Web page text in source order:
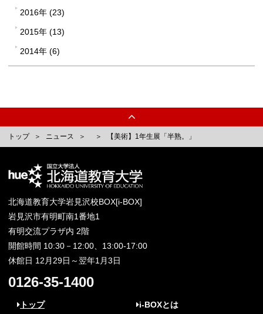
2016年 (23)
2015年 (13)
2014年 (6)
トップ ニュース 【美術】1年生展「半熟。」
北海道教育大学岩見沢校BOX[i-BOX]
岩見沢市有明町南1番地1
有明交流プラザ内 2階
開館時間 10:30－12:00、13:00-17:00
休館日 12月29日～翌年1月3日
0126-35-1400
トップ i-BOXとは